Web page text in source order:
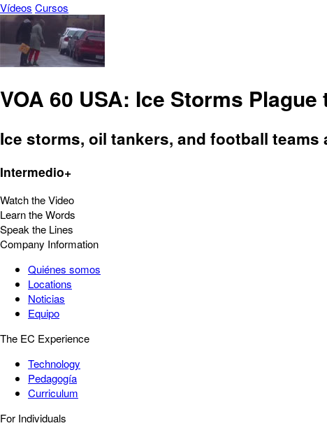
Vídeos Cursos
VOA 60 USA: Ice Storms
Ice storms, oil tankers, and football teams
Intermedio+
Watch the Video
Learn the Words
Speak the Lines
Company Information
Quiénes somos
Locations
Noticias
Equipo
The EC Experience
Technology
Pedagogía
Curriculum
For Individuals